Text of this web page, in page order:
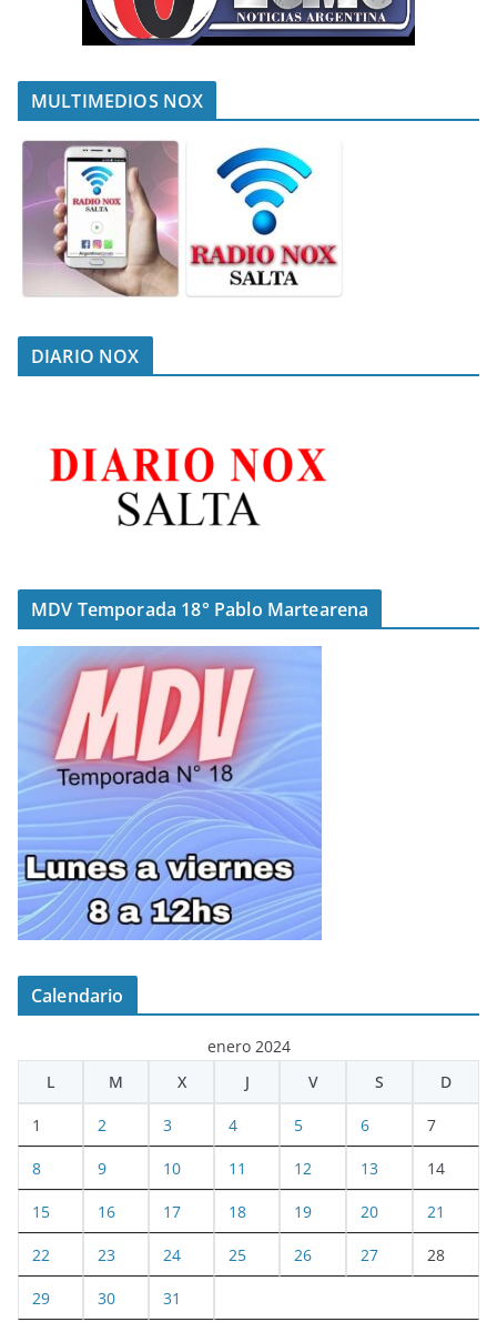
MULTIMEDIOS NOX
DIARIO NOX
MDV Temporada 18° Pablo Martearena
Calendario
enero 2024
L
M X J V S D
1 2 3 4 5 6 7
8 9 10 11 12 13 14
15 16 17 18 19 20 21
22 23 24 25 26 27 28
29 30 31